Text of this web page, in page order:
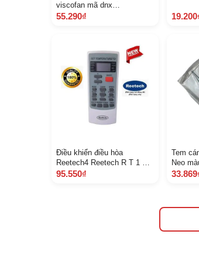
viscofan mã dnx
21,23,24,25,26,28 mm
55.290₫
Điều khiển điều hòa
Reetech4 Reetech R T 1 H
P 1.5 H P 2 H P 2.5 H P
95.550₫
Tem
Neo
A87101